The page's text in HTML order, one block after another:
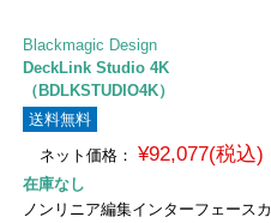
Blackmagic Design
DeckLink Studio 4K
（BDLKSTUDIO4K）
送料無料
ネット価格： ¥92,077(税込)
在庫なし
ノンリニア編集インターフェースカ